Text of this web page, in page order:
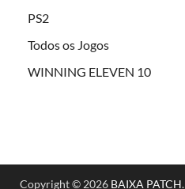
PS2
Todos os Jogos
WINNING ELEVEN 10
Copyright © 2026 BAIXA PATCH.